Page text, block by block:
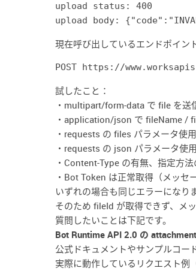
upload status: 400
upload body: {"code":
現在呼び出しているエンドポイン
試したこと：
・multipart/form-data で file を送
・application/json で fileName /
・requests の files パラメータ使用
・requests の json パラメータ使用
・Content-Type の有無、指定方
・Bot Token は正常取得（メッセ
いずれの場合も同じエラーになり
そのため fileId が取得できず、メ
質問したいことは下記です。
Bot Runtime API 2.0 の
公式ドキュメントやサンプルコー
実際に動作しているリクエスト例